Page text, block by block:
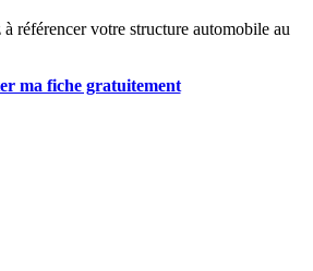
référencer votre structure automobile au
ma fiche gratuitement